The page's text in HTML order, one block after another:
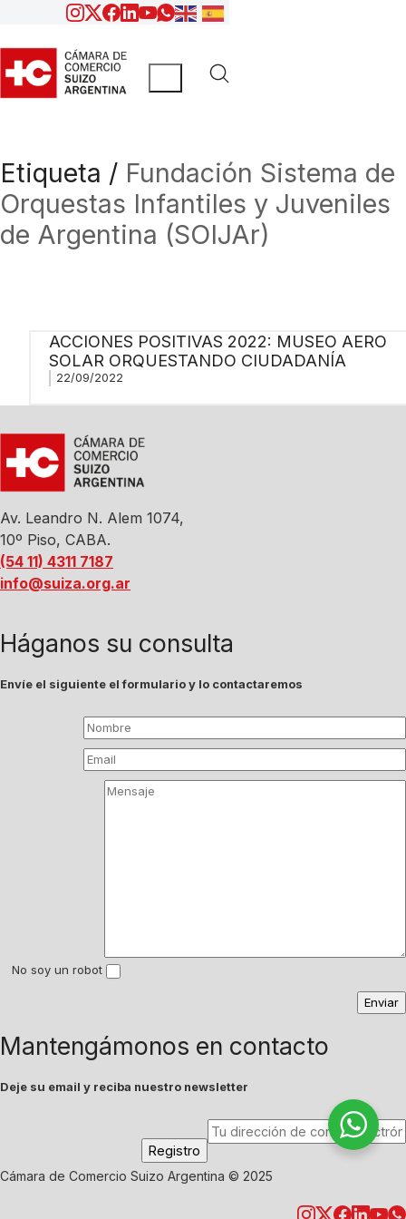
Etiqueta / Fundación Sistema de
Orquestas Infantiles y Juveniles
de Argentina (SOIJAr)
ACCIONES POSITIVAS 2022: MUSEO AERO
SOLAR ORQUESTANDO CIUDADANÍA
22/09/2022
Av. Leandro N. Alem 1074,
10º Piso, CABA.
(54 11) 4311 7187
info@suiza.org.ar
Háganos su consulta
Envíe el siguiente el formulario y lo contactaremos
No soy un robot
Mantengámonos en contacto
Deje su email y reciba nuestro newsletter
Cámara de Comercio Suizo Argentina © 2025